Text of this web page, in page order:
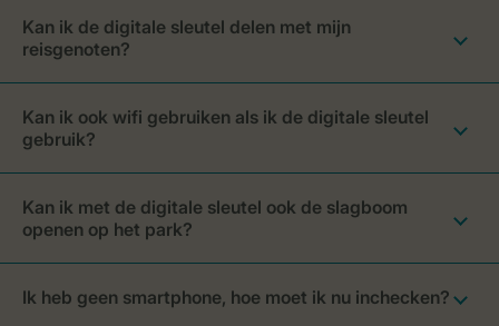
Kan ik de digitale sleutel delen met mijn
reisgenoten?
Kan ik ook wifi gebruiken als ik de digitale sleutel
gebruik?
Kan ik met de digitale sleutel ook de slagboom
openen op het park?
Ik heb geen smartphone, hoe moet ik nu inchecken?